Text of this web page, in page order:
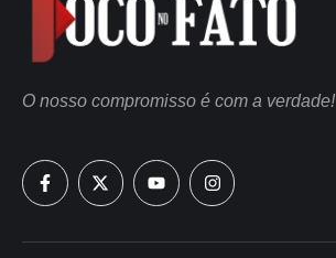
O nosso compromisso é com a verdade!